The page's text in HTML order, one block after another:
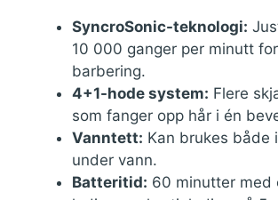
SyncroSonic-teknologi:
10 000 ganger per minutt
barbering.
4+1-hode system: Flere
som fanger opp hår i én
Vanntett: Kan brukes både
under vann.
Batteritid: 60 minutter med